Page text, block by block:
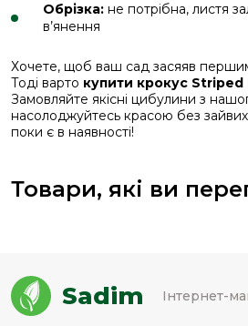
Обрізка: не потрібна, листя
в’янення
Хочете, щоб ваш сад засяяв
Тоді варто купити крокус Striped
Замовляйте якісні цибулини з
насолоджуйтесь красою без
поки є в наявності!
Товари, які ви
Sadim Інтернет-